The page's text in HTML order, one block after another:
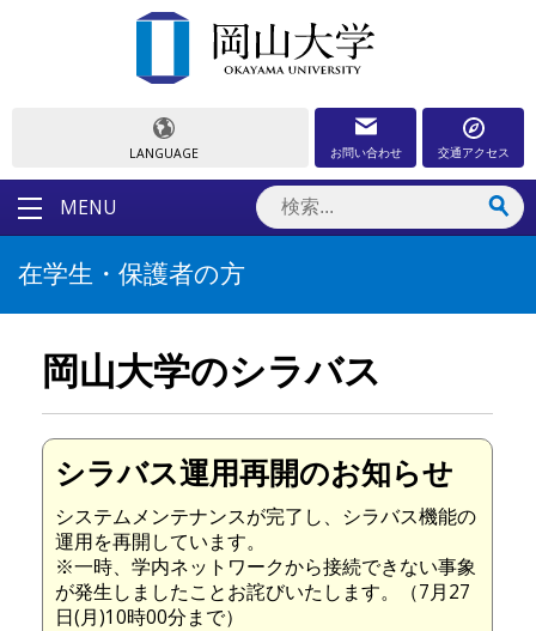
LANGUAGE お問い合わせ 交通アクセス
MENU
在学生・保護者の方
岡山大学のシラバス
シラバス運用再開のお知らせ
システムメンテナンスが完了し、シラバス機能の
運用を再開しています。
※一時、学内ネットワークから接続できない事象
が発生しましたことお詫びいたします。（7月27
日(月)10時00分まで）